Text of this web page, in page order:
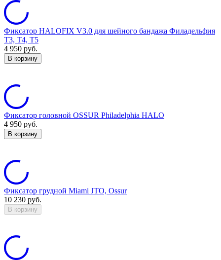
Фиксатор HALOFIX V3.0 для шейного бандажа Филадельфия
Т3, Т4, Т5
4 950 руб.
В корзину
Фиксатор головной OSSUR Philadelphia HALO
4 950 руб.
В корзину
Фиксатор грудной Miami JTO, Ossur
10 230 руб.
В корзину